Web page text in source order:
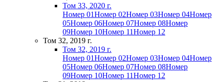
Том 33, 2020 г.
Номер 01Номер 02Номер 03Номер 04Номер
05Номер 06Номер 07Номер 08Номер
09Номер 10Номер 11Номер 12
Том 32, 2019 г.
Том 32, 2019 г.
Номер 01Номер 02Номер 03Номер 04Номер
05Номер 06Номер 07Номер 08Номер
09Номер 10Номер 11Номер 12